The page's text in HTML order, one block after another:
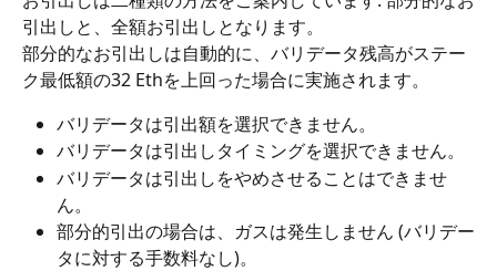
引出しと、全額お引出しとなります。
部分的なお引出しは自動的に、バリデータ残高がステー
ク最低額の32 Ethを上回った場合に実施されます。
バリデータは引出額を選択できません。
バリデータは引出しタイミングを選択できません。
バリデータは引出しをやめさせることはできませ
ん。
部分的引出の場合は、ガスは発生しません (バリデー
タに対する手数料なし)。